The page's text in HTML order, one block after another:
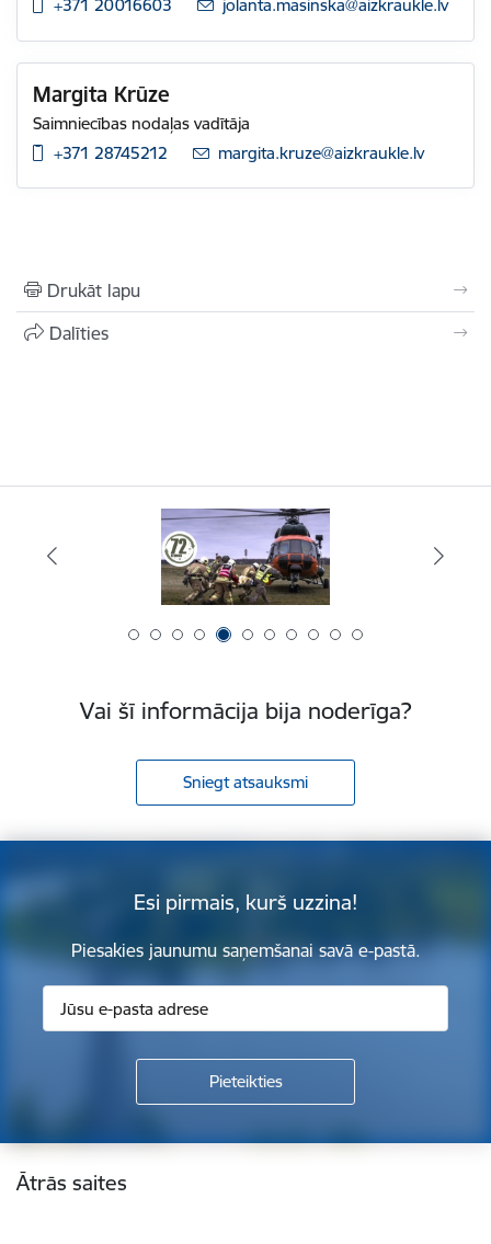
+371 20016603 E-pasts:
jolanta.masinska@aizkraukle.lv
Margita Krūze
Saimniecības nodaļas vadītāja
+371 28745212
E-pasts:
margita.kruze@aizkraukle.lv
Drukāt lapu
Dalīties
Vai šī informācija bija noderīga?
Sniegt atsauksmi
Esi pirmais, kurš uzzina!
Piesakies jaunumu saņemšanai savā e-pastā.
Kājene
Ātrās saites